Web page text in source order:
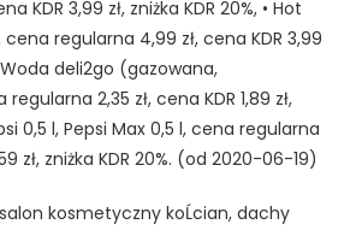
KDR 3,99 zł, zniżka KDR 20%, • Hot
regularna 4,99 zł, cena KDR 3,99
Woda deli2go (gazowana,
2,35 zł, cena KDR 1,89 zł,
0,5 l, Pepsi Max 0,5 l, cena regularna
zł, zniżka KDR 20%. (od 2020-06-19)
kosmetyczny koĹcian, dachy